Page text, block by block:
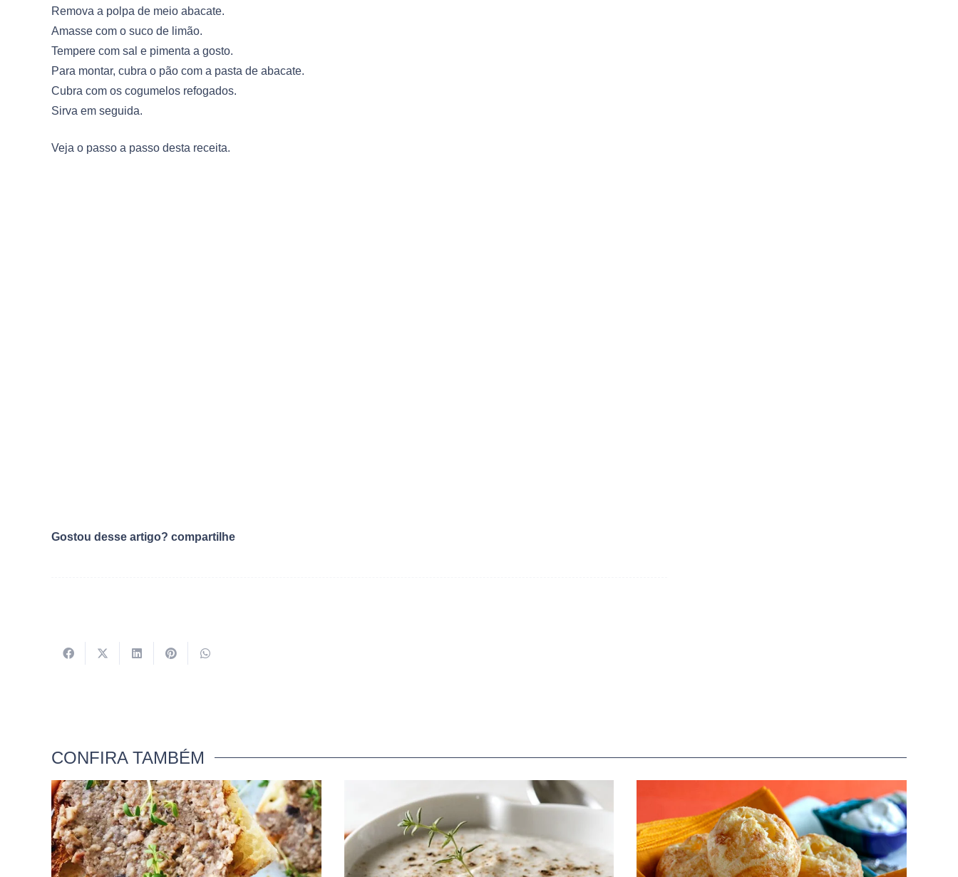
Remova a polpa de meio abacate.
Amasse com o suco de limão.
Tempere com sal e pimenta a gosto.
Para montar, cubra o pão com a pasta de abacate.
Cubra com os cogumelos refogados.
Sirva em seguida.
Veja o passo a passo desta receita.
Gostou desse artigo? compartilhe
CONFIRA TAMBÉM